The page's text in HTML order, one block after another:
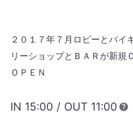
２０１７年７月ロビーとバイ
リーショップとＢＡＲが新規
ＯＰＥＮ
IN チェックイン
15:00 / OUT チェッ
11:00